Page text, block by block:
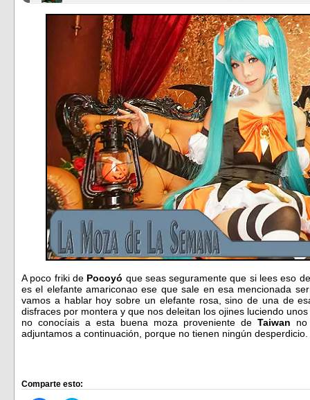
A poco friki de Pocoyó que seas seguramente que si lees eso
es el elefante amariconao ese que sale en esa mencionada
vamos a hablar hoy sobre un elefante rosa, sino de una de
disfraces por montera y que nos deleitan los ojines luciendo
no conocíais a esta buena moza proveniente de Taiwan
adjuntamos a continuación, porque no tienen ningún
Comparte esto: